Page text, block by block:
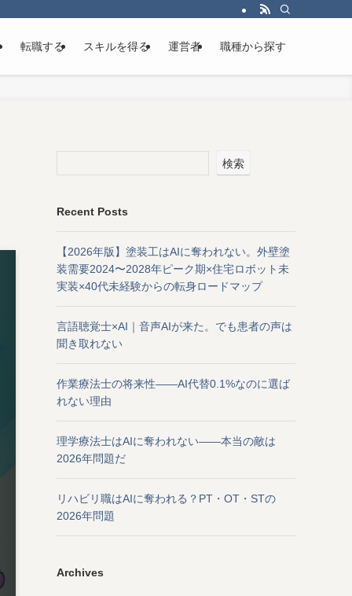
転職する スキルを得る 運営者 職種から探す
検索
Recent Posts
【2026年版】塗装工はAIに奪われない。外壁塗
装需要2024〜2028年ピーク期×住宅ロボット未
実装×40代未経験からの転身ロードマップ
言語聴覚士×AI｜音声AIが来た。でも患者の声は
聞き取れない
作業療法士の将来性——AI代替0.1%なのに選ば
れない理由
理学療法士はAIに奪われない——本当の敵は
2026年問題だ
リハビリ職はAIに奪われる？PT・OT・STの
2026年問題
Archives